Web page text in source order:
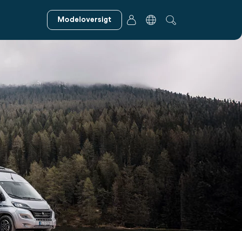
Modeloversigt